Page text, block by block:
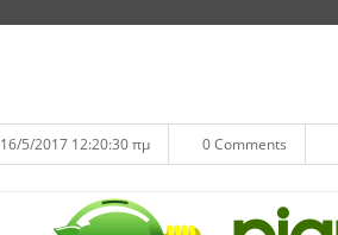
16/5/2017 12:20:30 πμ 0 Comments